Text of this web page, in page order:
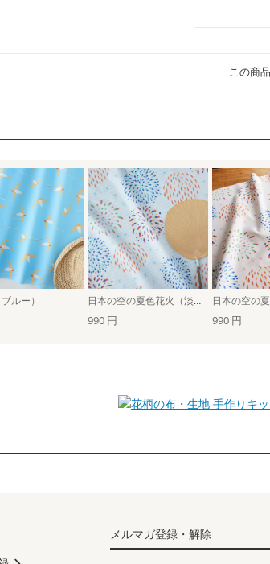
この商
ルー） 日本の空の夏色花火（淡水色）
990 円 990 円
手作りキッ
メルマガ登録・解除